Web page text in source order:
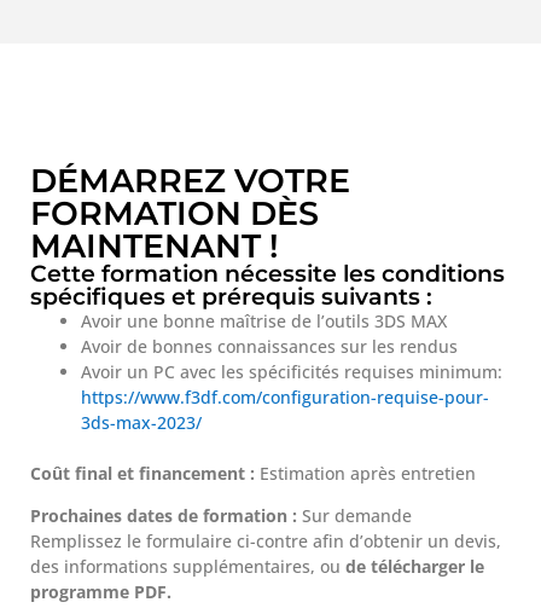
DÉMARREZ VOTRE
FORMATION DÈS
MAINTENANT !
Cette formation nécessite les conditions
spécifiques et prérequis suivants :
Avoir une bonne maîtrise de l’outils 3DS MAX
Avoir de bonnes connaissances sur les rendus
Avoir un PC avec les spécificités requises minimum:
https://www.f3df.com/configuration-requise-pour-
3ds-max-2023/
Coût final et financement : Estimation après entretien
Prochaines dates de formation : Sur demande
Remplissez le formulaire ci-contre afin d’obtenir un devis,
des informations supplémentaires, ou de télécharger le
programme PDF.